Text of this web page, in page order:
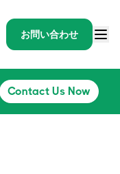
お問い合わせ
Contact Us Now